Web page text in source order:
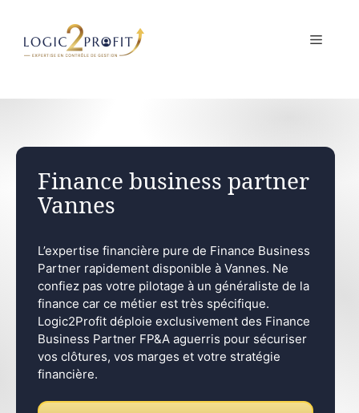
contenu
MENU
Finance business partner
Vannes
L’expertise financière pure de Finance Business
Partner rapidement disponible à Vannes. Ne
confiez pas votre pilotage à un généraliste de la
finance car ce métier est très spécifique.
Logic2Profit déploie exclusivement des Finance
Business Partner FP&A aguerris pour sécuriser
vos clôtures, vos marges et votre stratégie
financière.